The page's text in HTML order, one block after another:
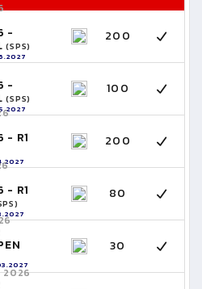
-
(SPS)
200
-
(SPS)
100
- R1 200
- R1 80
30
2026